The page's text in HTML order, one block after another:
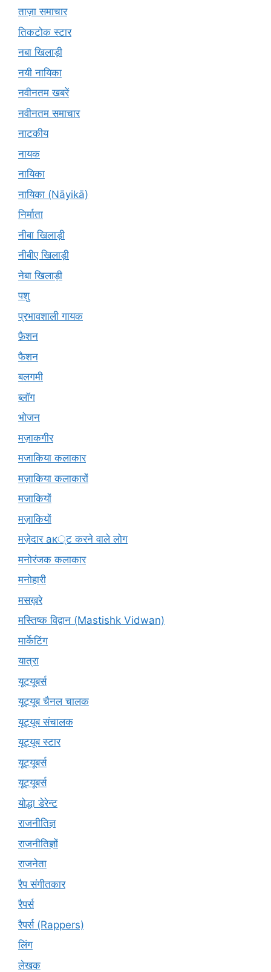
ताज़ा समाचार
तिकटोक स्टार
नबा खिलाड़ी
नयी नायिका
नवीनतम खबरें
नवीनतम समाचार
नाटकीय
नायक
नायिका
नायिका (Nāyikā)
निर्माता
नीबा खिलाड़ी
नीबीए खिलाड़ी
नेबा खिलाड़ी
पशु
प्रभावशाली गायक
फ़ैशन
फैशन
बलगमी
ब्लॉग
भोजन
मज़ाकगीर
मजाकिया कलाकार
मज़ाकिया कलाकारों
मजाकियों
मज़ाकियों
मज़ेदार ак्ट करने वाले लोग
मनोरंजक कलाकार
मनोहारी
मसख़रे
मस्तिष्क विद्वान (Mastishk Vidwan)
मार्केटिंग
यात्रा
यूटयूबर्स
यूट्यूब चैनल चालक
यूट्यूब संचालक
यूट्यूब स्टार
यूट्यूबर्स
यूट्‍यूबर्स
योद्धा डेरेन्ट
राजनीतिज्ञ
राजनीतिज्ञों
राजनेता
रैप संगीतकार
रैपर्स
रैपर्स (Rappers)
लिंग
लेखक